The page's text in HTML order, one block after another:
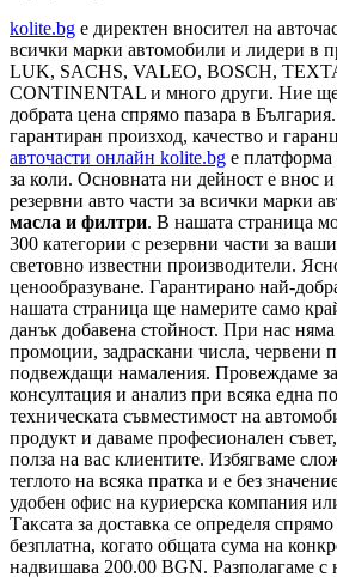
kolite.bg e директен вносител на
всички марки автомобили и лидери в
LUK, SACHS, VALEO, BOSCH,
CONTINENTAL и много други. Ние
добрата цена спрямо пазара в
гарантиран произход, качество и
авточасти онлайн kolite.bg е платформа
за коли. Основната ни дейност е внос
резервни авто части за всички марки
масла и филтри. В нашата страница
300 категории с резервни части за
световно известни производители.
ценообразуване. Гарантирано най-
нашата страница ще намерите само
данък добавена стойност. При нас
промоции, задраскани числа, червени
подвеждащи намаления. Провеждаме
консултация и анализ при всяка една
техническата съвместимост на
продукт и даваме професионален
полза на вас клиентите. Избягваме
теглото на всяка пратка и е без
удобен офис на куриерска компания
Таксата за доставка се определя
безплатна, когато общата сума на
надвишава 200.00 BGN. Разполагаме с